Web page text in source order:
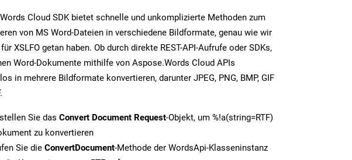
Cloud SDK bietet schnelle und unkomplizierte Methoden zum
von MS Word-Dateien in verschiedene Bildformate, genau wie wir
XSLFO getan haben. Ob durch direkte REST-API-Aufrufe oder SDKs,
Word-Dokumente mithilfe von Aspose.Words Cloud APIs
in mehrere Bildformate konvertieren, darunter JPEG, PNG, BMP, GIF
Sie das Convert Document Request-Objekt, um %!a(string=RTF)
zu konvertieren
Sie die ConvertDocument-Methode der WordsApi-Klasseninstanz